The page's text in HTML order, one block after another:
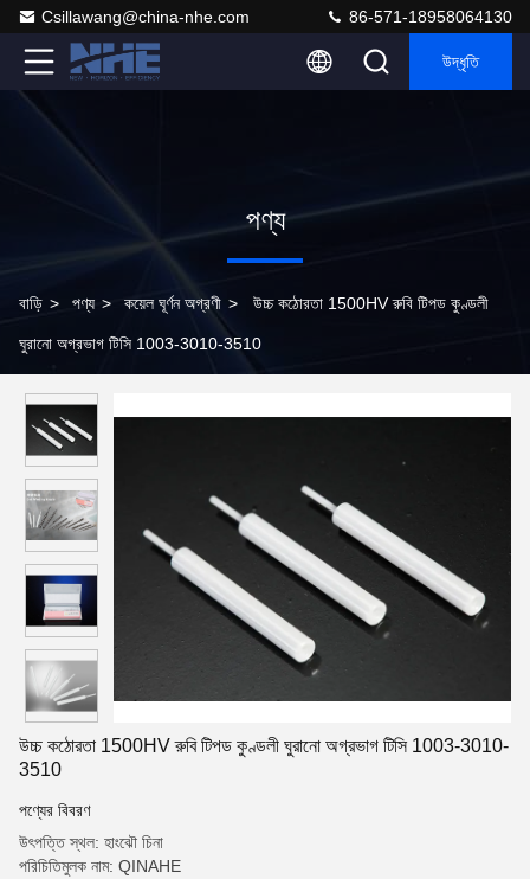
Csillawang@china-nhe.com 86-571-18958064130
উদ্ধৃতি
পণ্য
বাড়ি > পণ্য > কয়েল ঘূর্ণন অগ্রণী > উচ্চ কঠোরতা 1500HV রুবি টিপড কুণ্ডলী
ঘুরানো অগ্রভাগ টিসি 1003-3010-3510
উচ্চ কঠোরতা 1500HV রুবি টিপড কুণ্ডলী ঘুরানো অগ্রভাগ টিসি 1003-3010-
3510
পণ্যের বিবরণ
উৎপত্তি স্থল: হাংঝৌ চিনা
পরিচিতিমুলক নাম: QINAHE